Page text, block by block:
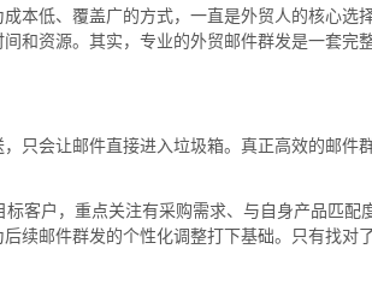
本低、覆盖广的方式，一直是外贸人的核心选
和资源。其实，专业的外贸邮件群发是一套完
只会让邮件直接进入垃圾箱。真正高效的邮件
客户，重点关注有采购需求、与自身产品匹配
续邮件群发的个性化调整打下基础。只有找对